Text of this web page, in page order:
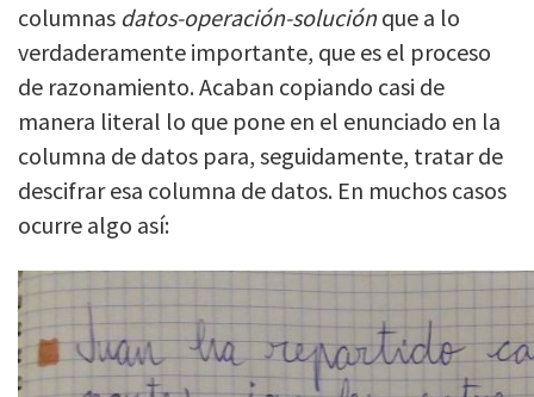
columnas datos-operación-soluciónque a lo
verdaderamente importante, que es el proceso
de razonamiento. Acaban copiando casi de
manera literal lo que pone en el enunciado en la
columna de datos para, seguidamente, tratar de
descifrar esa columna de datos. En muchos casos
ocurre algo así: